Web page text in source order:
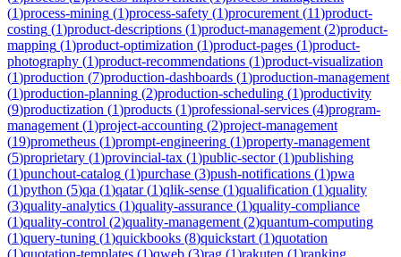
(1)process-mining (1)process-safety (1)procurement (11)product-
costing (1)product-descriptions (1)product-management (2)product-
mapping (1)product-optimization (1)product-pages (1)product-
photography (1)product-recommendations (1)product-visualization
(1)production (7)production-dashboards (1)production-management
(1)production-planning (2)production-scheduling (1)productivity
(9)productization (1)products (1)professional-services (4)program-
management (1)project-accounting (2)project-management
(19)prometheus (1)prompt-engineering (1)property-management
(5)proprietary (1)provincial-tax (1)public-sector(1)publishing
(1)punchout-catalog (1)purchase (3)push-notifications (1)pwa
(1)python (5)qa (1)qatar(1)qlik-sense (1)qualification (1)quality
(3)quality-analytics (1)quality-assurance (1)quality-compliance
(1)quality-control (2)quality-management (2)quantum-computing
(1)query-tuning (1)quickbooks (8)quickstart (1)quotation
(1)quotation-templates (1)qweb (3)rag (1)rakuten (1)ranking